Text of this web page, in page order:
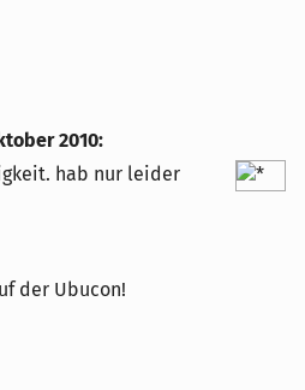
2010:
hab nur leider
der Ubucon!